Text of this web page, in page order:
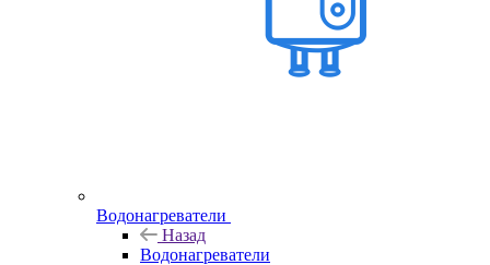
Водонагреватели
Назад
Водонагреватели